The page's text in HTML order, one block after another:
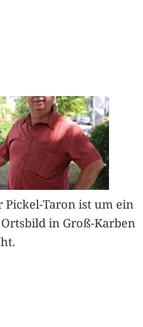
Pickel-Taron ist um ein
in Groß-Karben